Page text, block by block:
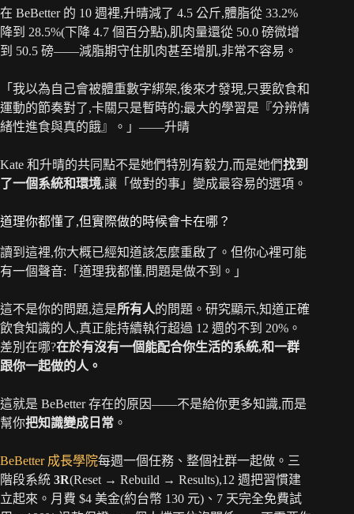
在 BeBetter 的 10 週裡,升晴減了 4.5 公斤,體脂從 33.2%
降到 28.5%(下降 4.7 個百分點),肌肉量還從 50.0 磅微增
到 50.5 磅——減脂期守住肌肉甚至增肌,非常不容易。
「我以為自己會被體重數字綁架,後來才發現,只要飲食和
運動的節奏對了,卡關只是暫時的;最大的學習是『分辨情
緒性進食與真的餓』。」——升晴
Kate 和升晴的共同點不是她們特別有毅力,而是她們找到
了一個系統和環境,讓「做對的事」變成最容易的選項。
道理你都懂了,但實際做的時候會卡在哪？
讀到這裡,你大概已經知道該怎麼重啟了。但你心裡可能
有一個聲音:「道理我都懂,問題是做不到。」
這不是你的問題,這是所有人的問題。研究顯示,知道正確
飲食知識的人,真正能持續執行超過 12 週的不到 20%。
差別在哪?在於有沒有一個能配合你生活的系統,和一群
跟你一起做的人。
這就是 BeBetter 存在的原因——不是給你更多知識,而是
幫你把知識變成日常 。
BeBetter 成長學院每週一個任務、整個社群一起做。三
階段系統 3R(Reset → Rebuild → Results),12 週把習慣建
立起來。月費 $4 美金(約台幣 130 元)、7 天完全免費試